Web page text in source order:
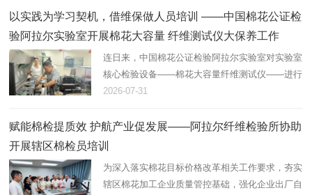
以实践为学习契机，借维保做人员培训 ——中国棉花公证检
验阿拉尔实验室开展棉花大容量 纤维测试仪大保养工作
连日来，中国棉花公证检验阿拉尔实验室对实验室
核心检验设备——棉花大容量纤维测试仪——进行
了大保养。
2026-07-31
赋能棉检提质效 护航产业促发展——阿拉尔纤维检验所协助
开展辖区棉检员培训
为深入落实棉花目标价格改革相关工作要求，夯实
辖区棉花加工企业质量管控基础，强化企业出厂自